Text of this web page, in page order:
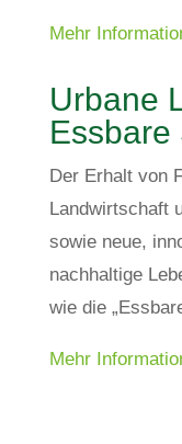
Mehr
Urbane
Essbare
Der Erhalt von
Landwirtschaft
sowie neue,
nachhaltige
wie die
Mehr